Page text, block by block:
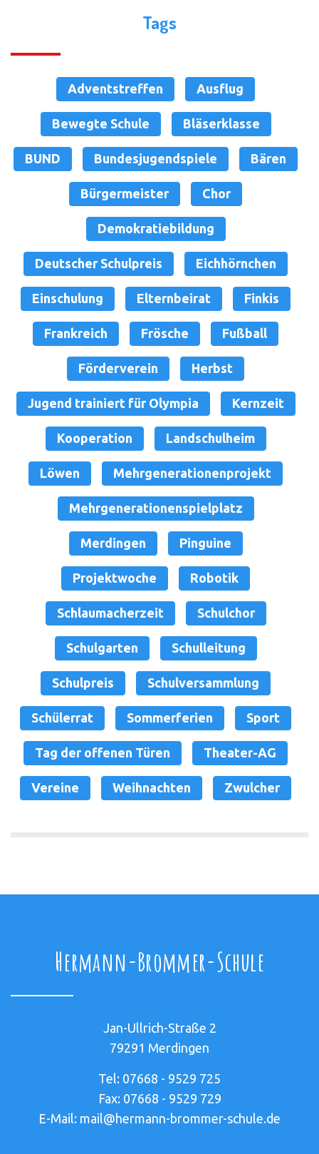
Tags
Adventstreffen Ausflug
Bewegte Schule Bläserklasse
BUND Bundesjugendspiele Bären
Bürgermeister Chor
Demokratiebildung
Deutscher Schulpreis Eichhörnchen
Einschulung Elternbeirat Finkis
Frankreich Frösche Fußball
Förderverein Herbst
Jugend trainiert für Olympia Kernzeit
Kooperation Landschulheim
Löwen Mehrgenerationenprojekt
Mehrgenerationenspielplatz
Merdingen Pinguine
Projektwoche Robotik
Schlaumacherzeit Schulchor
Schulgarten Schulleitung
Schulpreis Schulversammlung
Schülerrat Sommerferien Sport
Tag der offenen Türen Theater-AG
Vereine Weihnachten Zwulcher
Hermann-Brommer-Schule
Jan-Ullrich-Straße 2
79291 Merdingen
Tel: 07668 - 9529 725
Fax: 07668 - 9529 729
E-Mail: mail@hermann-brommer-schule.de